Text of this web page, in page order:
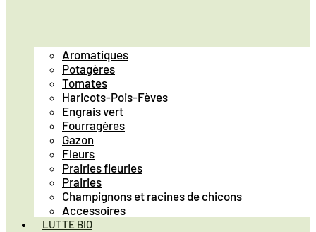
Aromatiques
Potagères
Tomates
Haricots-Pois-Fèves
Engrais vert
Fourragères
Gazon
Fleurs
Prairies fleuries
Prairies
Champignons et racines de chicons
Accessoires
LUTTE BIO